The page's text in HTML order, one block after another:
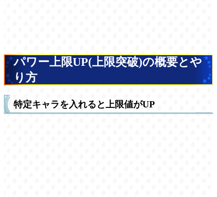
パワー上限UP(上限突破)の概要とや
り方
特定キャラを入れると上限値がUP